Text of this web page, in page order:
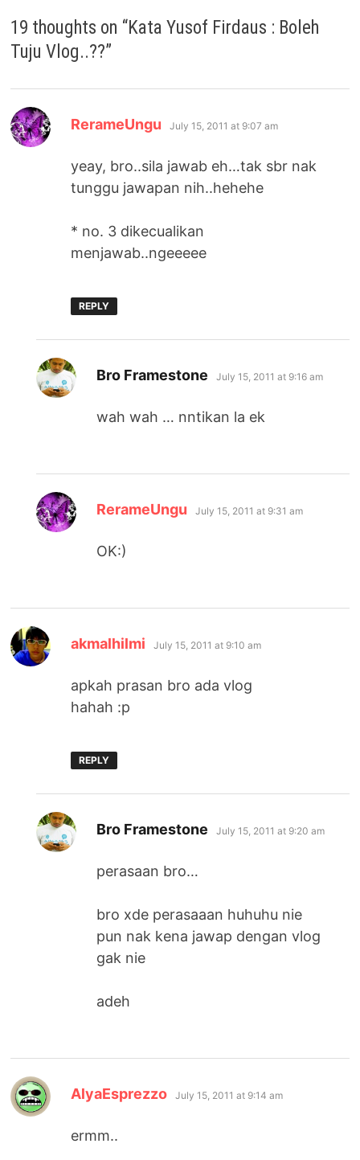
19 thoughts on “Kata Yusof Firdaus : Boleh
Tuju Vlog..??”
RerameUngu says:
July 15, 2011 at 9:07 am
yeay, bro..sila jawab eh…tak sbr nak
tunggu jawapan nih..hehehe
* no. 3 dikecualikan
menjawab..ngeeeee
REPLY
Bro Framestone says:
July 15, 2011 at 9:16 am
wah wah … nntikan la ek
RerameUngu says:
July 15, 2011 at 9:31 am
OK:)
akmalhilmi says:
July 15, 2011 at 9:10 am
apkah prasan bro ada vlog
hahah :p
REPLY
Bro Framestone says:
July 15, 2011 at 9:20 am
perasaan bro…
bro xde perasaaan huhuhu nie
pun nak kena jawap dengan vlog
gak nie
adeh
AlyaEsprezzo says:
July 15, 2011 at 9:14 am
ermm..